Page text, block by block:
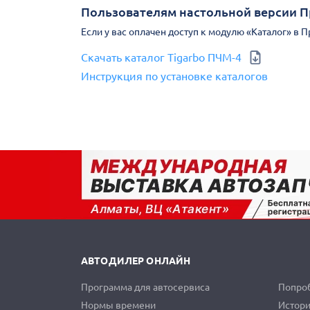
Пользователям настольной версии
Если у вас оплачен доступ к модулю «Каталог» в
Скачать каталог Tigarbo ПЧМ-4
Инструкция по установке каталогов
АВТОДИЛЕР ОНЛАЙН
Программа для автосервиса
Нормы времени